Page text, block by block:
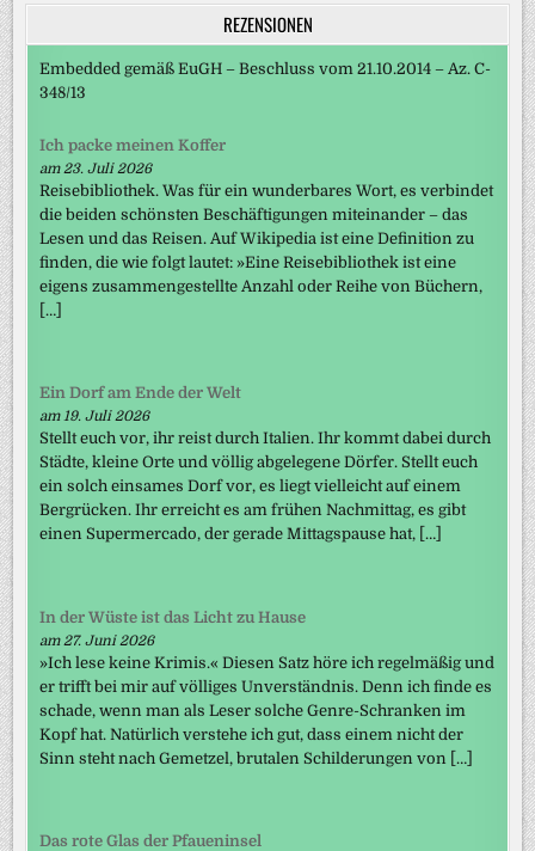
REZENSIONEN
Embedded gemäß EuGH – Beschluss vom 21.10.2014 – Az. C-
348/13
Ich packe meinen Koffer
am 23. Juli 2026
Reisebibliothek. Was für ein wunderbares Wort, es verbindet
die beiden schönsten Beschäftigungen miteinander – das
Lesen und das Reisen. Auf Wikipedia ist eine Definition zu
finden, die wie folgt lautet: »Eine Reisebibliothek ist eine
eigens zusammengestellte Anzahl oder Reihe von Büchern,
[…]
Ein Dorf am Ende der Welt
am 19. Juli 2026
Stellt euch vor, ihr reist durch Italien. Ihr kommt dabei durch
Städte, kleine Orte und völlig abgelegene Dörfer. Stellt euch
ein solch einsames Dorf vor, es liegt vielleicht auf einem
Bergrücken. Ihr erreicht es am frühen Nachmittag, es gibt
einen Supermercado, der gerade Mittagspause hat, […]
In der Wüste ist das Licht zu Hause
am 27. Juni 2026
»Ich lese keine Krimis.« Diesen Satz höre ich regelmäßig und
er trifft bei mir auf völliges Unverständnis. Denn ich finde es
schade, wenn man als Leser solche Genre-Schranken im
Kopf hat. Natürlich verstehe ich gut, dass einem nicht der
Sinn steht nach Gemetzel, brutalen Schilderungen von […]
Das rote Glas der Pfaueninsel